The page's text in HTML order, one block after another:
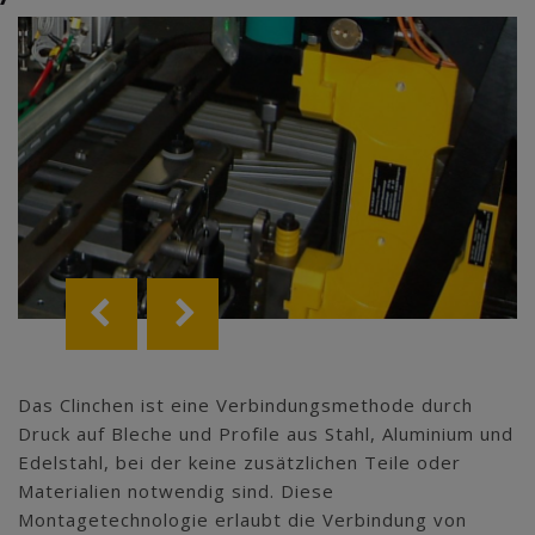
Das Clinchen ist eine Verbindungsmethode durch
Druck auf Bleche und Profile aus Stahl, Aluminium und
Edelstahl, bei der keine zusätzlichen Teile oder
Materialien notwendig sind. Diese
Montagetechnologie erlaubt die Verbindung von